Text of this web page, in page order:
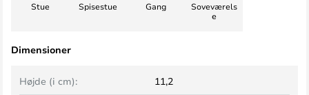
Stue Spisestue Gang
Soveværels
e
Dimensioner
Højde (i cm): 11,2